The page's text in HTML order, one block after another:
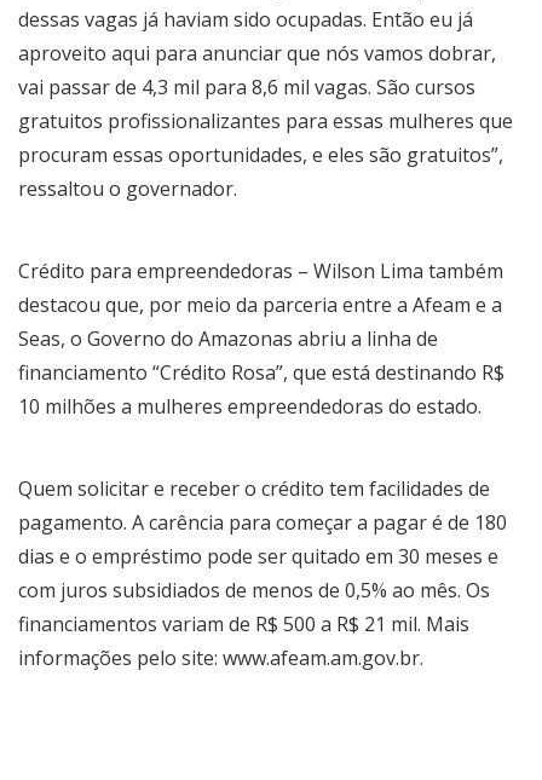
dessas vagas já haviam sido ocupadas. Então eu já
aproveito aqui para anunciar que nós vamos dobrar,
vai passar de 4,3 mil para 8,6 mil vagas. São cursos
gratuitos profissionalizantes para essas mulheres que
procuram essas oportunidades, e eles são gratuitos”,
ressaltou o governador.
Crédito para empreendedoras – Wilson Lima também
destacou que, por meio da parceria entre a Afeam e a
Seas, o Governo do Amazonas abriu a linha de
financiamento “Crédito Rosa”, que está destinando R$
10 milhões a mulheres empreendedoras do estado.
Quem solicitar e receber o crédito tem facilidades de
pagamento. A carência para começar a pagar é de 180
dias e o empréstimo pode ser quitado em 30 meses e
com juros subsidiados de menos de 0,5% ao mês. Os
financiamentos variam de R$ 500 a R$ 21 mil. Mais
informações pelo site: www.afeam.am.gov.br.